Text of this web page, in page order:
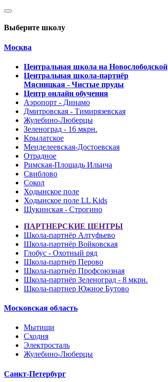
Выберите школу
Москва
Центральная школа на Новослободской
Центральная школа-партнёр
Мясницкая - Чистые пруды
Центр онлайн обучения
Аэропорт - Динамо
Дмитровская - Тимирязевская
Жулебино-Люберцы
Зеленоград - 16 мкрн.
Крылатское
Менделеевская-Достоевская
Отрадное
Римская-Площадь Ильича
Свиблово
Сокол
Ходынское поле
Ходынское поле LL Kids
Щукинская - Строгино
ПАРТНЕРСКИЕ ЦЕНТРЫ
Школа-партнёр Алтуфьево
Школа-партнёр Войковская
Глобус - Охотный ряд
Школа-партнёр Перово
Школа-партнёр Профсоюзная
Школа-партнёр Зеленоград - 8 мкрн.
Школа-партнер Южное Бутово
Московская область
Мытищи
Сходня
Электросталь
Жулебино-Люберцы
Санкт-Петербург